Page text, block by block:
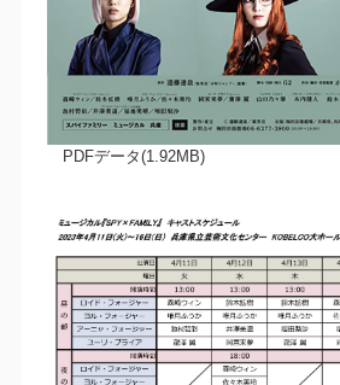
PDFデータ(1.92MB)